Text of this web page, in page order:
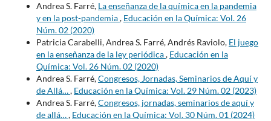
Andrea S. Farré, La enseñanza de la química en la pandemia
y en la post-pandemia, Educación en la Química: Vol. 26
Núm. 02 (2020)
Patricia Carabelli, Andrea S. Farré, Andrés Raviolo, El juego
en la enseñanza de la ley periódica, Educación en la
Química: Vol. 26 Núm. 02 (2020)
Andrea S. Farré,Congresos, Jornadas, Seminarios de Aquí y
de Allá…, Educación en la Química: Vol. 29 Núm. 02 (2023)
Andrea S. Farré,Congresos, jornadas, seminarios de aquí y
de allá…, Educación en la Química: Vol. 30 Núm. 01 (2024)